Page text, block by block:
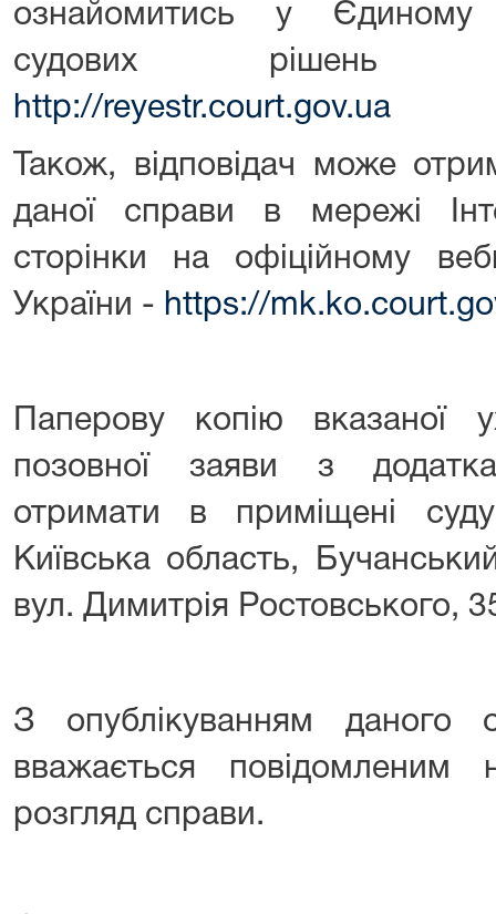
ознайомитись у Єдиному
судових рішень
http://reyestr.court.gov.ua
Також, відповідач може
даної справи в мережі
сторінки на офіційному
України - https://
Паперову копію вказаної
позовної заяви з
отримати в приміщені
Київська область,
вул. Димитрія Ростовського,
З опублікуванням даного
вважається
розгляд справи.